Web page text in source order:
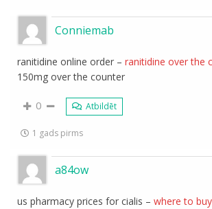
Conniemab
ranitidine online order –ranitidine over the
150mg over the counter
0 Atbildēt
1 gads pirms
a84ow
us pharmacy prices for cialis –where to